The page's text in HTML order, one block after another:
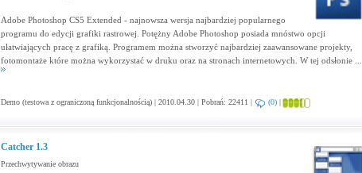
Adobe Photoshop CS5 Extended - najnowsza wersja najbardziej popularnego
programu do edycji grafiki rastrowej. Potężny Adobe Photoshop posiada mnóstwo opcji
ułatwiających pracę z grafiką. Programem można stworzyć najbardziej zaawansowane projekty,
fotomontaże które można wykorzystać w druku oraz na stronach internetowych. W tej odsłonie ...
Demo (testowa z ograniczoną funkcjonalnością) | 2010.04.30 | Pobrań: 22411 | (0)|
Catcher 1.3
Przechwytywanie obrazu